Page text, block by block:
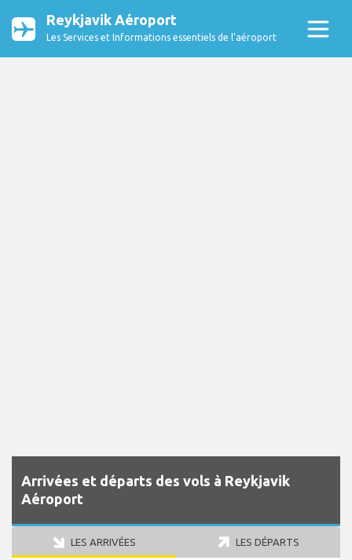
Reykjavik Aéroport
Les Services et Informations essentiels de l’aéroport
Arrivées et départs des vols à Reykjavik
Aéroport
LES ARRIVÉES LES DÉPARTS